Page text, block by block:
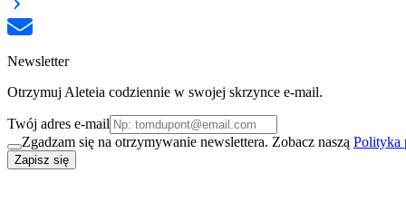
Newsletter
Otrzymuj Aleteia codziennie w swojej skrzynce e-mail.
Twój adres e-mail
Zgadzam się na otrzymywanie newslettera. Zobacz naszą Polityka
Zapisz się